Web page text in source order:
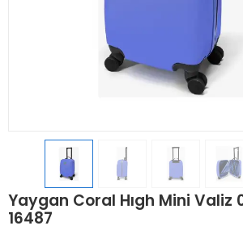
Yaygan Coral Hıgh Mini Valiz
16487